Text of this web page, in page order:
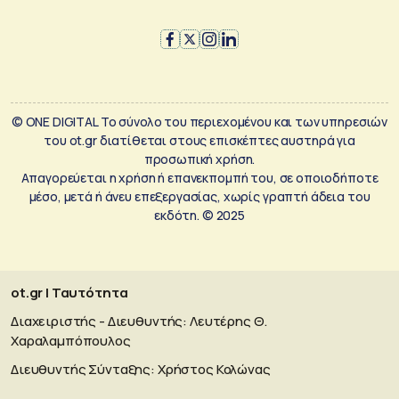
© ONE DIGITAL Το σύνολο του περιεχομένου και των υπηρεσιών
του ot.gr διατίθεται στους επισκέπτες αυστηρά για
προσωπική χρήση.
Απαγορεύεται η χρήση ή επανεκπομπή του, σε οποιοδήποτε
μέσο, μετά ή άνευ επεξεργασίας, χωρίς γραπτή άδεια του
εκδότη. © 2025
ot.gr | Ταυτότητα
Διαχειριστής - Διευθυντής: Λευτέρης Θ.
Χαραλαμπόπουλος
Διευθυντής Σύνταξης: Χρήστος Κολώνας